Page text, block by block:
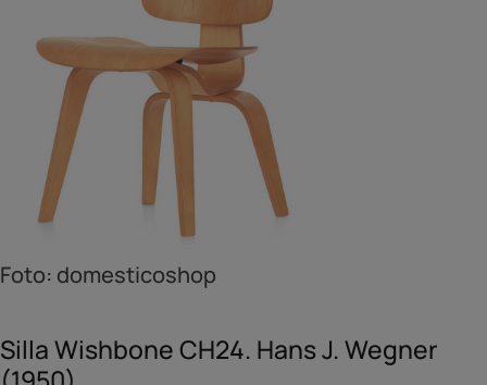
Foto: domesticoshop
Silla Wishbone CH24. Hans J. Wegner